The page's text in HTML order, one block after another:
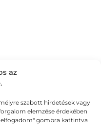
az
szabott hirdetések vagy
elemzése érdekében
gombra kattintva